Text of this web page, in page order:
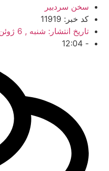
سخن سردبیر
کد خبر: 11919
تاریخ انتشار: شنبه , 6 ژوئن , 2026
-
12:04